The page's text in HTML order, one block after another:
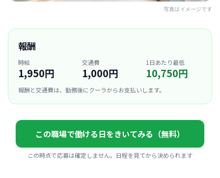
写真はイメージです
報酬
時給
1,950円
交通費
1,000円
1日あたり最低
10,750円
報酬と交通費は、勤務後にクーラからお支払いします。
この職場で働ける日をきいてみる（無料）
この時点で応募は確定しません。日程を見てから決められます